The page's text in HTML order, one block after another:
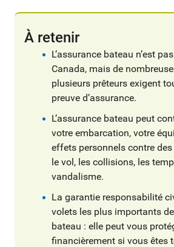
À retenir
L’assurance bateau n’est
Canada, mais de
plusieurs prêteurs exigent
preuve d’assurance.
L’assurance bateau peut
votre embarcation, votre
effets personnels contre
le vol, les collisions, les
vandalisme.
La garantie responsabilité
volets les plus importants
bateau : elle peut vous
financièrement si vous êtes